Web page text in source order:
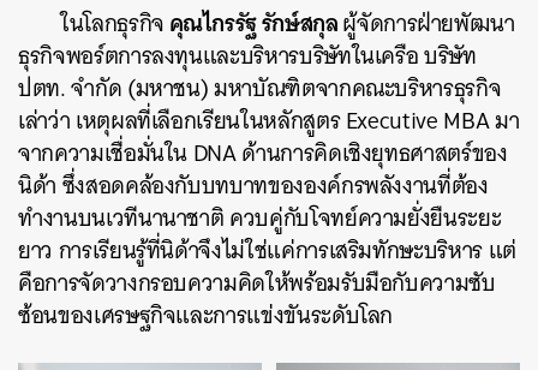
ในโลกธุรกิจคุณไกรรัฐ รักษ์สกุลผู้จัดการฝ่ายพัฒนา
ธุรกิจพอร์ตการลงทุนและบริหารบริษัทในเครือ บริษัท
ปตท. จำกัด (มหาชน) มหาบัณฑิตจากคณะบริหารธุรกิจ
เล่าว่า เหตุผลที่เลือกเรียนในหลักสูตร Executive MBA มา
จากความเชื่อมั่นใน DNA ด้านการคิดเชิงยุทธศาสตร์ของ
นิด้า ซึ่งสอดคล้องกับบทบาทขององค์กรพลังงานที่ต้อง
ทำงานบนเวทีนานาชาติ ควบคู่กับโจทย์ความยั่งยืนระยะ
ยาว การเรียนรู้ที่นิด้าจึงไม่ใช่แค่การเสริมทักษะบริหาร แต่
คือการจัดวางกรอบความคิดให้พร้อมรับมือกับความซับ
ซ้อนของเศรษฐกิจและการแข่งขันระดับโลก